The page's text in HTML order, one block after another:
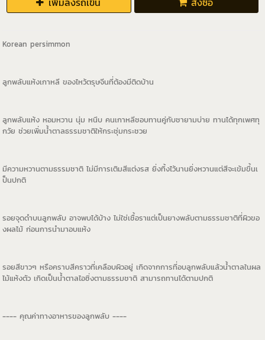
Korean persimmon
ลูกพลับแห้งเกาหลี ของไหว้ตรุษจีนที่ต้องมีติดบ้าน
ลูกพลับแห้ง หอมหวาน นุ่ม หนึบ คนเกาหลีชอบทานคู่กับชายามบ่าย ทานได้ทุกเพศทุ
กวัย ช่วยเพิ่มน้ำตาลธรรมชาติให้กระชุ่มกระชวย
มีความหวานตามธรรมชาติ ไม่มีการเติมสีแต่งรส ยิ่งทิ้งไว้นานยิ่งหวานแต่สีจะเข้มขึ้นเ
ป็นปกติ
รอยจุดดำบนลูกพลับ อาจพบได้บ้าง ไม่ใช่เชื้อราแต่เป็นยางพลับตามธรรมชาติที่ผิวขอ
งผลไม้ ก่อนการนำมาอบแห้ง
รอยสีขาวๆ หรือคราบสีคราวที่เคลือบผิวอยู่ เกิดจากการที่อบลูกพลับแล้วน้ำตาลในผล
ไม้แห้งตัว เกิดเป็นน้ำตาลไอซิ่งตามธรรมชาติ สามารถทานได้ตามปกติ
---- คุณค่าทางอาหารของลูกพลับ ----